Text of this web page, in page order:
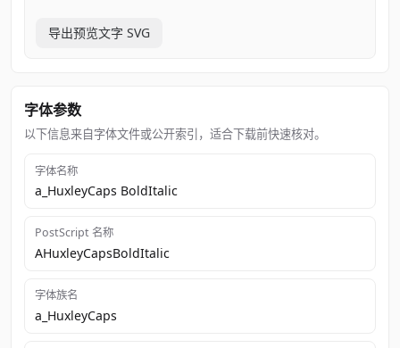
导出预览文字 SVG
字体参数
以下信息来自字体文件或公开索引，适合下载前快速核对。
字体名称
a_HuxleyCaps BoldItalic
PostScript 名称
AHuxleyCapsBoldItalic
字体族名
a_HuxleyCaps